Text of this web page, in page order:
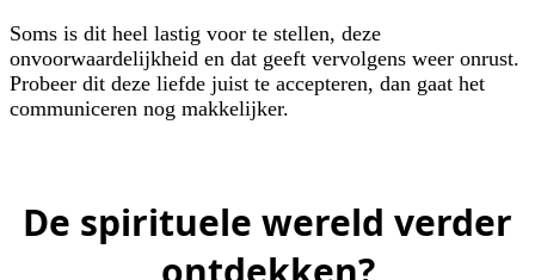
Soms is dit heel lastig voor te stellen, deze
onvoorwaardelijkheid en dat geeft vervolgens weer onrust.
Probeer dit deze liefde juist te accepteren, dan gaat het
communiceren nog makkelijker.
De spirituele wereld verder